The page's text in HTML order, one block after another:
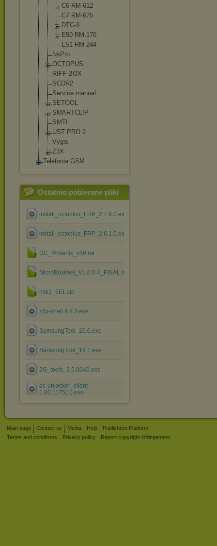
C6 RM-612
C7 RM-675
DTC-3
E50 RM-170
E51 RM-244
NsPro
OCTOPUS
RIFF BOX
SCDR2
Service manual
SETOOL
SMARTCLIP
SMTI
UST PRO 2
Vygis
Z3X
Telefonia GSM
Ostatnio pobierane pliki
install_octoplus_FRP_2.7.9.0.exe
install_octoplus_FRP_2.6.1.0.exe
DC_Phoenix_v56.rar
MicroBoxImei_V1.0.0.4_FINAL.rar
nsk1_561.zip
z3x-shell 4.8.3.exe
SamsungTool_20.0.exe
SamsungTool_19.1.exe
2G_tools_3.5.0040.exe
dc-unlocker_client-
1.00.1175(1).exe
Main page Contact us Media Help
Publishers Platform
Terms and conditions
Privacy policy Report copyright infringement